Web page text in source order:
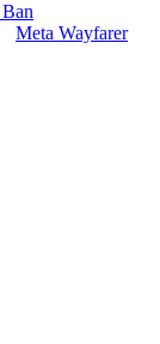
Meta Wayfarer